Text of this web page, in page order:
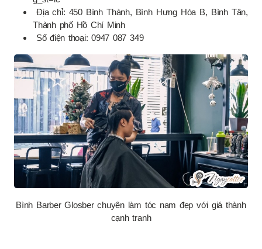
Địa chỉ: 450 Bình Thành, Bình Hưng Hòa B, Bình Tân,
Thành phố Hồ Chí Minh
Số điện thoại: 0947 087 349
Bình Barber Glosber chuyên làm tóc nam đẹp với giá thành
cạnh tranh